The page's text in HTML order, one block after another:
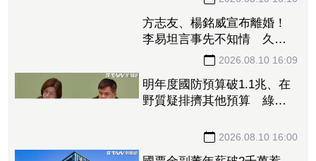
2026.08.10 16:10
方志友、楊銘威宣布離婚！
李易坦言事先不知情 久違
2026.08.10 16:09
野質疑排擠其他預算 綠黨